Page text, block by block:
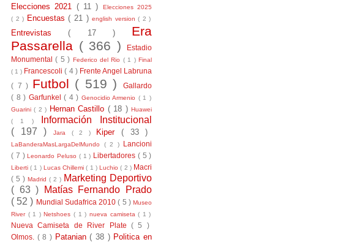
Elecciones 2021 ( 11 )
Elecciones 2025
( 2 )
Encuestas( 21 )english version( 2 )
Entrevistas( 17 ) Era
Passarella ( 366 )
Estadio
Monumental( 5 ) Federico del Rio ( 1 )Final
( 1 ) Francescoli( 4 ) Frente Angel Labruna
( 7 ) Futbol ( 519 )Gallardo
( 8 ) Garfunkel ( 4 ) Genocidio Armenio ( 1 )
Guarini( 2 ) Hernan Castillo ( 18 )Huawei
( 1 )
Información Institucional
( 197 )
Jara ( 2 ) Kiper( 33 )
LaBanderaMasLargaDelMundo ( 2 ) Lancioni
( 7 )Leonardo Peluso ( 1 ) Libertadores ( 5 )
Liberti( 1 ) Lucas Chillemi( 1 )Luchio( 2 ) Macri
( 5 ) Madrid ( 2 ) Marketing Deportivo
( 63 )
Matías Fernando Prado
( 52 ) Mundial Sudafrica 2010( 5 )Museo
River ( 1 )Netshoes( 1 ) nueva camiseta( 1 )
Nueva Camiseta de River Plate ( 5 )
Olmos. ( 8 ) Patanian( 38 ) Politica en